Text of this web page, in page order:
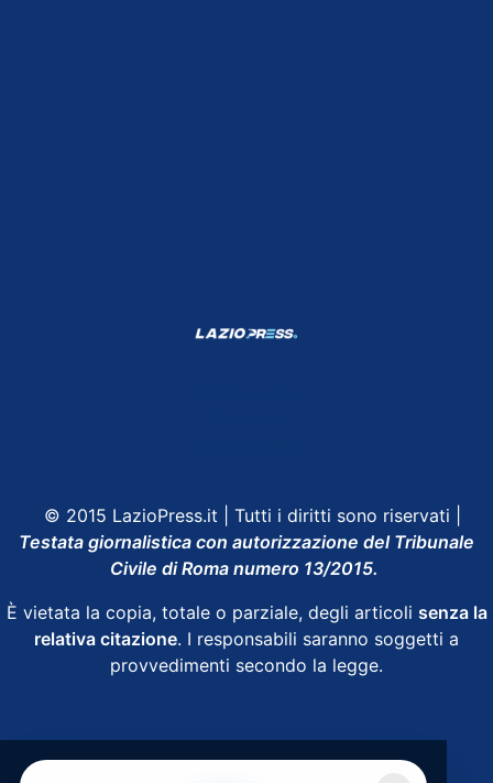
© 2015 LazioPress.it | Tutti i diritti sono riservati |
Testata giornalistica con autorizzazione del Tribunale
Civile di Roma numero 13/2015.
È vietata la copia, totale o parziale, degli articoli senza la
relativa citazione. I responsabili saranno soggetti a
provvedimenti secondo la legge.